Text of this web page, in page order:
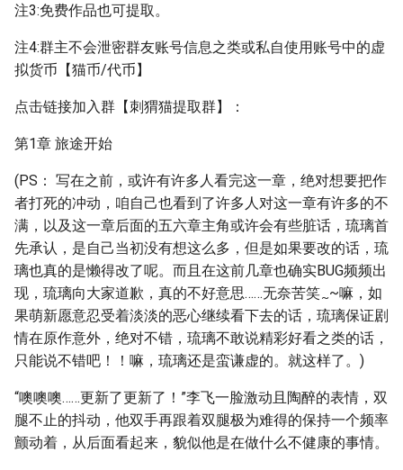
注3:免费作品也可提取。
注4:群主不会泄密群友账号信息之类或私自使用账号中的虚
拟货币【猫币/代币】
点击链接加入群【刺猬猫提取群】：
第1章 旅途开始
(PS： 写在之前，或许有许多人看完这一章，绝对想要把作
者打死的冲动，咱自己也看到了许多人对这一章有许多的不
满，以及这一章后面的五六章主角或许会有些脏话，琉璃首
先承认，是自己当初没有想这么多，但是如果要改的话，琉
璃也真的是懒得改了呢。而且在这前几章也确实BUG频频出
现，琉璃向大家道歉，真的不好意思……无奈苦笑~~嘛，如
果萌新愿意忍受着淡淡的恶心继续看下去的话，琉璃保证剧
情在原作意外，绝对不错，琉璃不敢说精彩好看之类的话，
只能说不错吧！！嘛，琉璃还是蛮谦虚的。就这样了。)
“噢噢噢……更新了更新了！”李飞一脸激动且陶醉的表情，双
腿不止的抖动，他双手再跟着双腿极为难得的保持一个频率
颤动着，从后面看起来，貌似他是在做什么不健康的事情。